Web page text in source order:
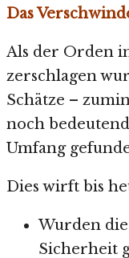
Das
Als der Orden
zerschlagen
Schätze –
noch
Umfang
Dies wirft bis
Wurden
Sicherheit